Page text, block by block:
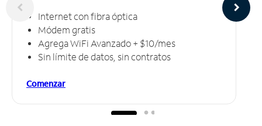
Internet con fibra óptica
Módem gratis
Agrega WiFi Avanzado + $10/mes
Sin límite de datos, sin contratos
Comenzar